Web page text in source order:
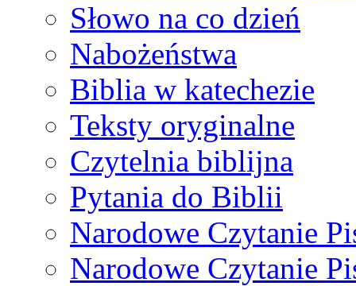
Słowo na co dzień
Nabożeństwa
Biblia w katechezie
Teksty oryginalne
Czytelnia biblijna
Pytania do Biblii
Narodowe Czytanie
Narodowe Czytanie